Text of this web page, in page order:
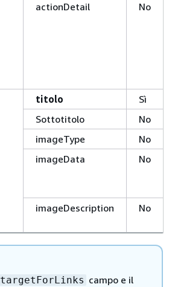
actionDetail No
titolo
Sì
Sottotitolo
No
imageType
No
imageData
No
imageDescription No
targetForLinks campo e il